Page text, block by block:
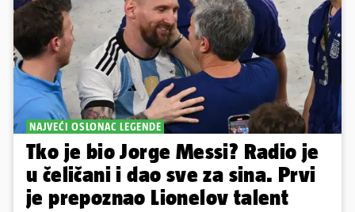
NAJVEĆI OSLONAC LEGENDE
Tko je bio Jorge Messi? Radio je
u čeličani i dao sve za sina. Prvi
je prepoznao Lionelov talent